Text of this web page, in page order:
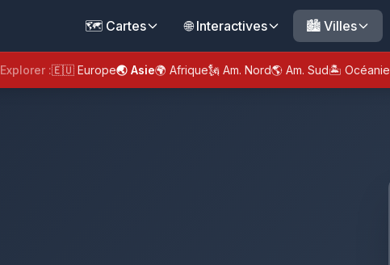
🗺️ Cartes 🌐 Interactives 🏙️ Villes
Explorer :🇪🇺 Europe🌏 Asie🌍 Afrique🗽 Am. Nord🌎 Am. Sud🏝️ Océanie